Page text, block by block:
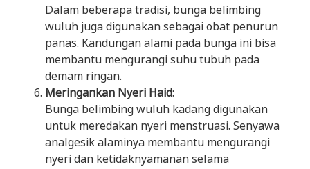
Dalam beberapa tradisi, bunga belimbing
wuluh juga digunakan sebagai obat penurun
panas. Kandungan alami pada bunga ini bisa
membantu mengurangi suhu tubuh pada
demam ringan.
Meringankan Nyeri Haid:
Bunga belimbing wuluh kadang digunakan
untuk meredakan nyeri menstruasi. Senyawa
analgesik alaminya membantu mengurangi
nyeri dan ketidaknyamanan selama